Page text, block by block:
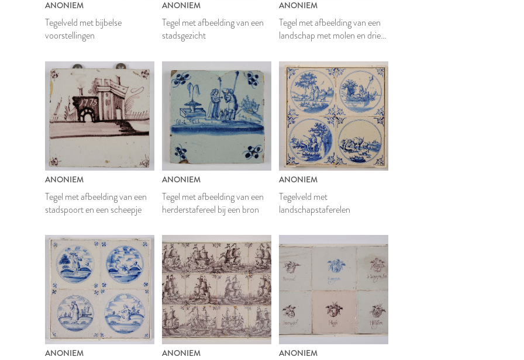
ANONIEM
Tegelveld met bijbelse
voorstellingen
ANONIEM
Tegel met afbeelding van een
stadsgezicht
ANONIEM
Tegel met afbeelding van een
landschap met molen en drie
ANONIEM
Tegel met afbeelding van een
stadspoort en een scheepje
ANONIEM
Tegel met afbeelding van een
herderstafereel bij een bron
ANONIEM
Tegelveld met
landschapstaferelen
ANONIEM ANONIEM ANONIEM